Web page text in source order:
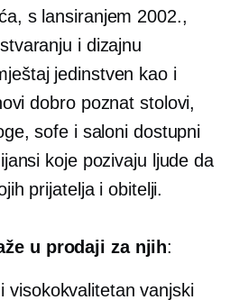
s lansiranjem 2002.,
i dizajnu
jedinstven kao i
dobro poznat stolovi,
sofe i saloni dostupni
koje pozivaju ljude da
prijatelja i obitelji.
u prodaji za njih:
ivisokokvalitetan vanjski